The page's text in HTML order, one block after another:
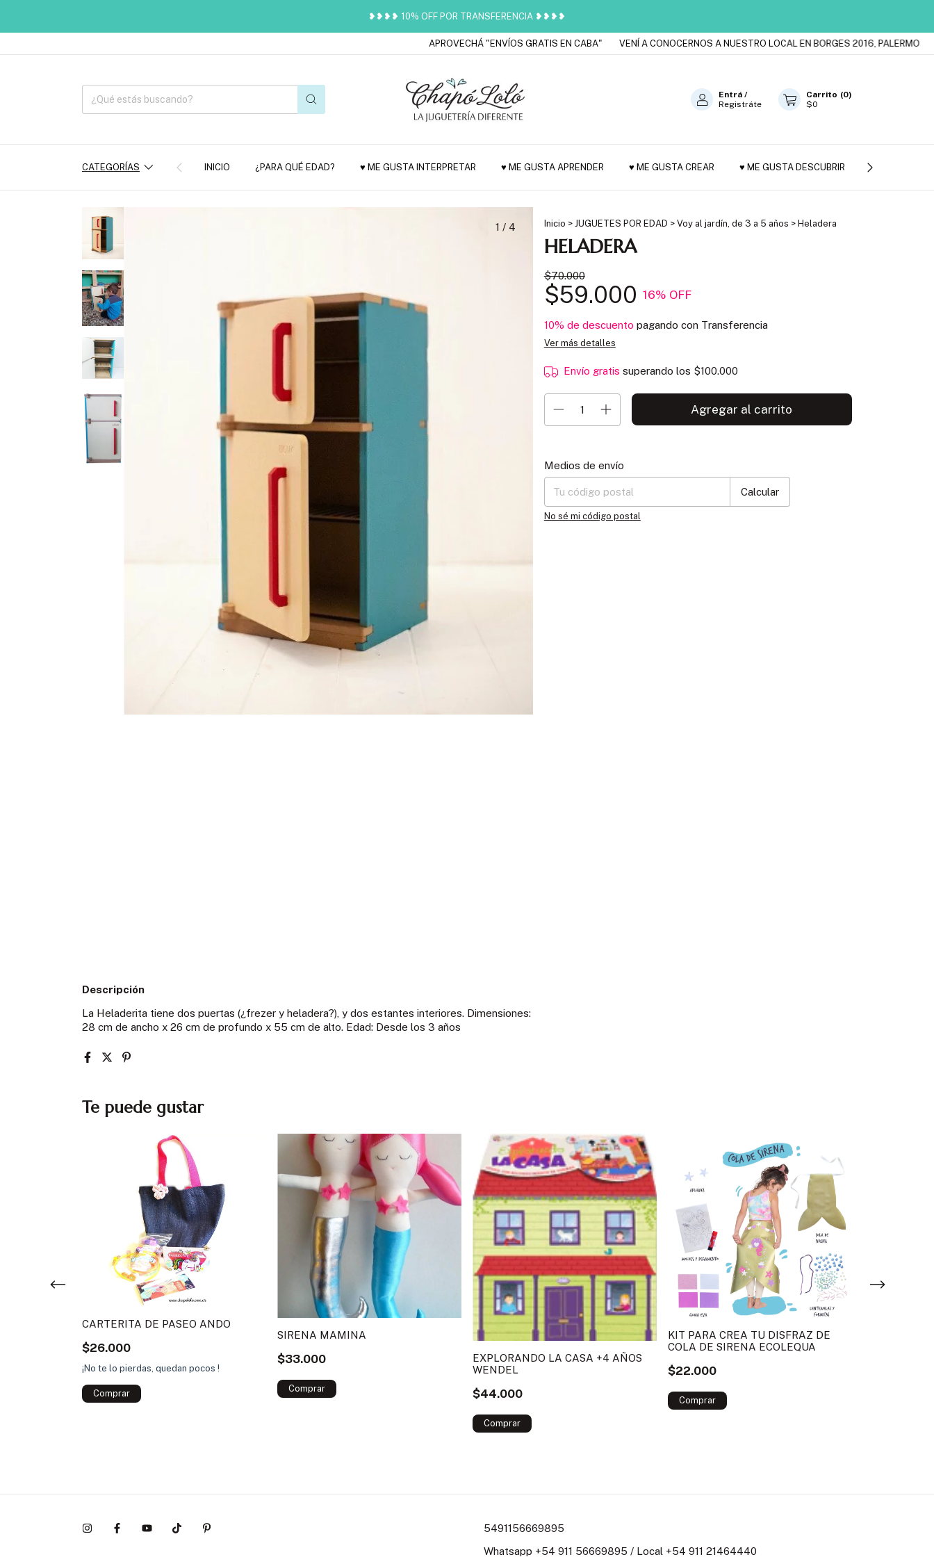
❥❥❥❥ 10% OFF POR TRANSFERENCIA ❥❥❥❥
APROVECHÁ "ENVÍOS GRATIS EN CABA" VENÍ A CONOCERNOS A NUESTRO LOCAL EN BORGES 2016, PALERMO
Entrá /
Registráte
Carrito (0)
$0
CATEGORÍAS INICIO ¿PARA QUÉ EDAD? ♥ ME GUSTA INTERPRETAR ♥ ME GUSTA APRENDER ♥ ME GUSTA CREAR ♥ ME GUSTA DESCUBRIR JUGUETES DE
1 / 4 Inicio > JUGUETES POR EDAD > Voy al jardín, de 3 a 5 años > Heladera
HELADERA
$70.000
$59.000 16% OFF
10% de descuento pagando con Transferencia
Ver más detalles
Envío gratis superando los $100.000
Entregas para el CP:
Medios de envío
Calcular
No sé mi código postal
Descripción
La Heladerita tiene dos puertas (¿frezer y heladera?), y dos estantes interiores. Dimensiones:
28 cm de ancho x 26 cm de profundo x 55 cm de alto. Edad: Desde los 3 años
Te puede gustar
CARTERITA DE PASEO ANDO
$26.000
¡No te lo pierdas, quedan pocos !
SIRENA MAMINA
$33.000
EXPLORANDO LA CASA +4 AÑOS
WENDEL
$44.000
KIT PARA CREA TU DISFRAZ DE
COLA DE SIRENA ECOLEQUA
$22.000
5491156669895
Whatsapp +54 911 56669895 / Local +54 911 21464440